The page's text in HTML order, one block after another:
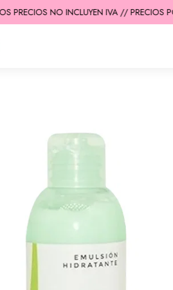
NO INCLUYEN IVA // PRECIOS